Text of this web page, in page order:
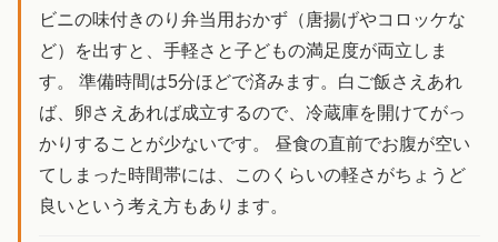
ビニの味付きのり弁当用おかず（唐揚げやコロッケな
ど）を出すと、手軽さと子どもの満足度が両立しま
す。 準備時間は5分ほどで済みます。白ご飯さえあれ
ば、卵さえあれば成立するので、冷蔵庫を開けてがっ
かりすることが少ないです。 昼食の直前でお腹が空い
てしまった時間帯には、このくらいの軽さがちょうど
良いという考え方もあります。